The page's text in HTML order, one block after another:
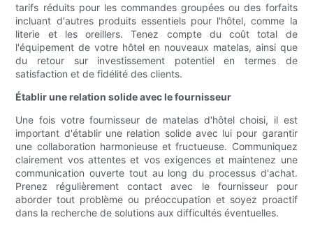
tarifs réduits pour les commandes groupées ou des forfaits
incluant d'autres produits essentiels pour l'hôtel, comme la
literie et les oreillers. Tenez compte du coût total de
l'équipement de votre hôtel en nouveaux matelas, ainsi que
du retour sur investissement potentiel en termes de
satisfaction et de fidélité des clients.
Établir une relation solide avec le fournisseur
Une fois votre fournisseur de matelas d'hôtel choisi, il est
important d'établir une relation solide avec lui pour garantir
une collaboration harmonieuse et fructueuse. Communiquez
clairement vos attentes et vos exigences et maintenez une
communication ouverte tout au long du processus d'achat.
Prenez régulièrement contact avec le fournisseur pour
aborder tout problème ou préoccupation et soyez proactif
dans la recherche de solutions aux difficultés éventuelles.